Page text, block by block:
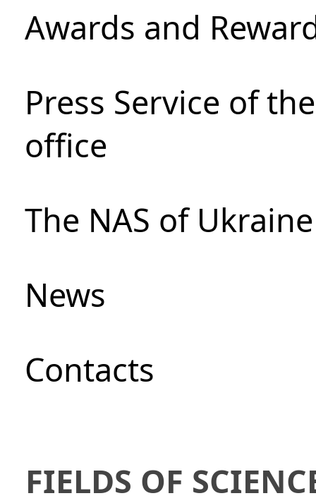
Awards and
Press Service of
office
The NAS of
News
Сontacts
FIELDS OF